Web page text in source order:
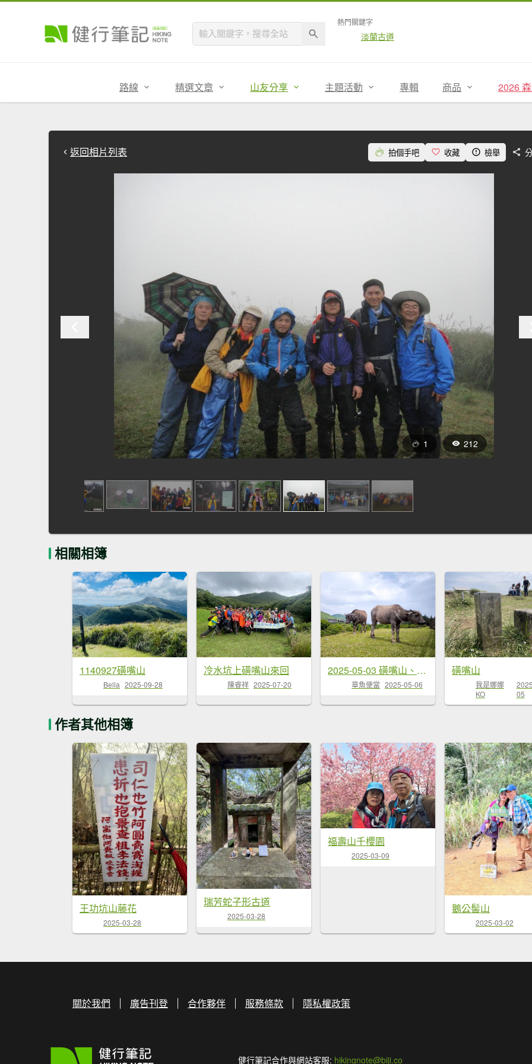
熱門關鍵字
淡蘭古道
路線 精選文章 山友分享 主題活動 專輯 商品 2026
返回相片列表 拍個手吧 收藏 檢舉
1 212
相關相簿
1140927磺嘴山
Bella 2025-09-28
冷水坑上磺嘴山來回
陳睿祥 2025-07-20
2025-05-03 磺嘴山、翠翠谷
章魚便當 2025-05-06
磺嘴山
我是娜娜
KO
05
作者其他相簿
王功坑山藤花
2025-03-28
瑞芳蛇子形古道
2025-03-28
福壽山千櫻園
2025-03-09
鵝公髻山
2025-03-02
關於我們 廣告刊登 合作夥伴 服務條款 隱私權政策
健行筆記合作與網站客服: hikingnote@biji.co